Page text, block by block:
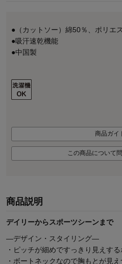
●（カットソー）綿50％、ポリエ
●吸汗速乾機能
●中国製
商品ガイ
この商品について
商品説明
デイリーからスポーツシーンまで
―デザイン・スタイリング―
・ピッチが細めですっきり見えす
・ボートネックなので胸もとが見